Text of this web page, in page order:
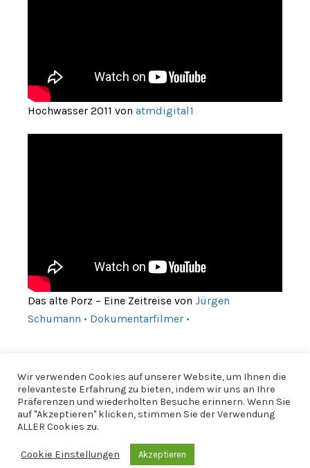
Hochwasser 2011 von atmdigital1
Das alte Porz – Eine Zeitreise von Jürgen
Schumann • Dokumentarfilmer •
Impressum|Datenschutzerklärung
Wir verwenden Cookies auf unserer Website, um Ihnen die
relevanteste Erfahrung zu bieten, indem wir uns an Ihre
Präferenzen und wiederholten Besuche erinnern. Wenn Sie
auf "Akzeptieren" klicken, stimmen Sie der Verwendung
ALLER Cookies zu.
Cookie Einstellungen Akzeptieren